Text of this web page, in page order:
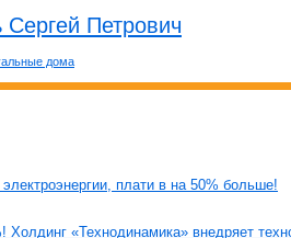
Сергей Петрович
дома
плати в на 50% больше!
Холдинг «Технодинамика» внедряет